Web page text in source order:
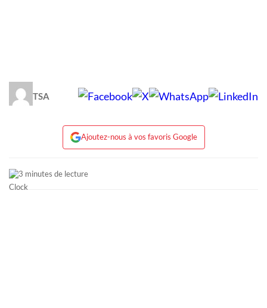
TSA
Ajoutez-nous à vos favoris Google
3 minutes de lecture